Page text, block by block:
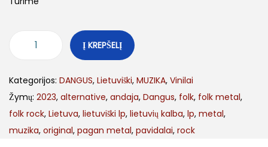
Į KREPŠELĮ
Kategorijos: DANGUS, Lietuviški, MUZIKA, Vinilai
Žymų: 2023, alternative, andaja, Dangus, folk, folk metal,
folk rock, Lietuva, lietuviški lp, lietuvių kalba, lp, metal,
muzika, original, pagan metal, pavidalai, rock